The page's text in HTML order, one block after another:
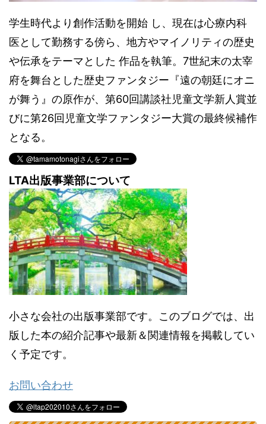
学生時代より創作活動を開始 し、現在は心療内科
医として勤務する傍ら、地方やマイノリティの歴史
や伝承をテーマとした 作品を執筆。7世紀末の太宰
府を舞台とした歴史ファンタジー『遠の朝廷にオニ
が舞う』の原作が、第60回講談社児童文学新人賞並
びに第26回児童文学ファンタジー大賞の最終候補作
となる。
LTA出版事業部について
小さな会社の出版事業部です。このブログでは、出
版した本の紹介記事や最新＆関連情報を掲載してい
く予定です。
お問い合わせ